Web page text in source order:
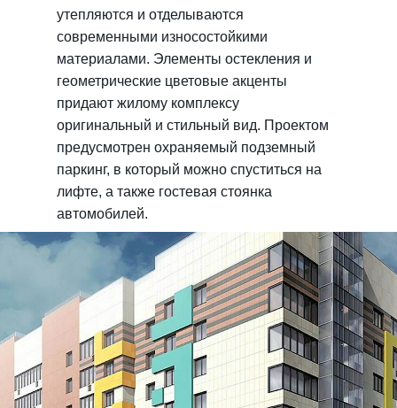
утепляются и отделываются
современными износостойкими
материалами. Элементы остекления и
геометрические цветовые акценты
придают жилому комплексу
оригинальный и стильный вид. Проектом
предусмотрен охраняемый подземный
паркинг, в который можно спуститься на
лифте, а также гостевая стоянка
автомобилей.